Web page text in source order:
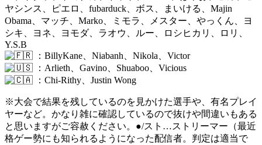
ヤシンス、ピエロ、fubarduck、ボス、まいける、Majin
Obama、マッチ、Marko、ミモラ、メスター、やっくん、ヨ
シキ、ヨネ、ヨモダ、ラオウ、ルー、ロシヒカリ、ロリ、
Y.S.B
：BillyKane、Niabanh、Nikola、Victor
：Arlieth、Gavino、Shuaboo、Vicious
：Chi-Rithy、Justin Wong
※大会で結果を残しているのを見かけた選手や、有名プレイ
ヤーなど。かなり雑に確認しているので抜けや間違いもある
と思いますがご容赦ください。 ●/スト…ストリーマー（最近
格ゲー勢にも知られるようになった配信者。判定は適当で